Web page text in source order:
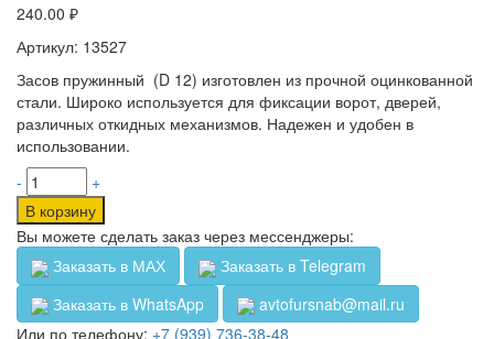
240.00 ₽
Артикул: 13527
Засов пружинный (D 12) изготовлен из прочной оцинкованной
стали. Широко используется для фиксации ворот, дверей,
различных откидных механизмов. Надежен и удобен в
использовании.
-
+
В корзину
Вы можете сделать заказ через мессенджеры:
Заказать в МАХ
Заказать в Telegram
Заказать в WhatsApp
avtofursnab@mail.ru
Или по телефону: +7 (939) 736-38-48